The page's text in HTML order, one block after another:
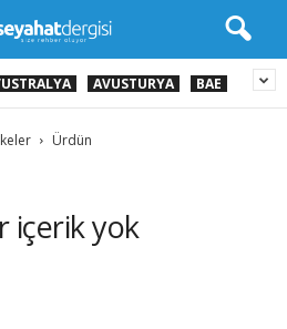
AVUSTURYA BAE
Ürdün
içerik yok